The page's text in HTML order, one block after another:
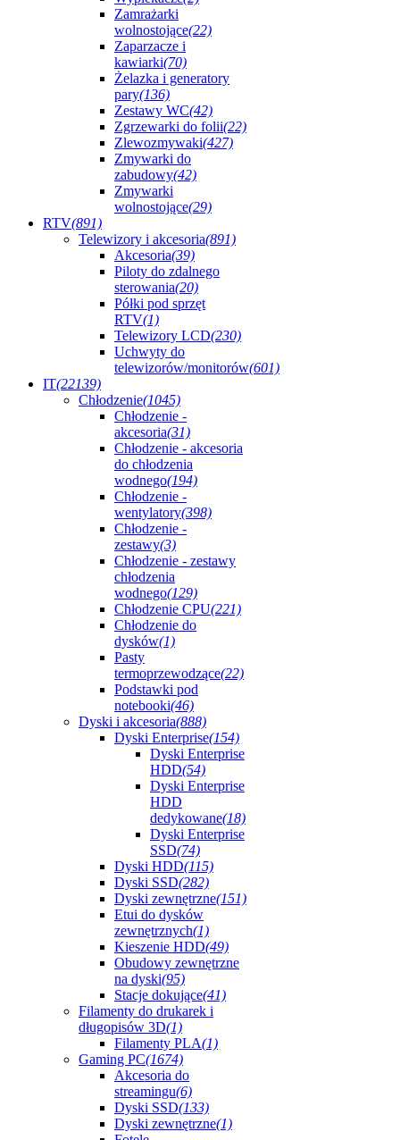
Zamrażarki
wolnostojące(22)
Zaparzacze i
kawiarki(70)
Żelazka i generatory
pary(136)
Zestawy WC(42)
Zgrzewarki do folii(22)
Zlewozmywaki(427)
Zmywarki do
zabudowy(42)
Zmywarki
wolnostojące(29)
RTV(891)
Telewizory i akcesoria(891)
Akcesoria(39)
Piloty do zdalnego
sterowania(20)
Półki pod sprzęt
RTV(1)
Telewizory LCD(230)
Uchwyty do
telewizorów/monitorów(601)
IT(22139)
Chłodzenie(1045)
Chłodzenie -
akcesoria(31)
Chłodzenie - akcesoria
do chłodzenia
wodnego(194)
Chłodzenie -
wentylatory(398)
Chłodzenie -
zestawy(3)
Chłodzenie - zestawy
chłodzenia
wodnego(129)
Chłodzenie CPU(221)
Chłodzenie do
dysków(1)
Pasty
termoprzewodzące(22)
Podstawki pod
notebooki(46)
Dyski i akcesoria(888)
Dyski Enterprise(154)
Dyski Enterprise
HDD(54)
Dyski Enterprise
HDD
dedykowane(18)
Dyski Enterprise
SSD(74)
Dyski HDD(115)
Dyski SSD(282)
Dyski zewnętrzne(151)
Etui do dysków
zewnętrznych(1)
Kieszenie HDD(49)
Obudowy zewnętrzne
na dyski(95)
Stacje dokujące(41)
Filamenty do drukarek i
długopisów 3D(1)
Filamenty PLA(1)
Gaming PC(1674)
Akcesoria do
streamingu(6)
Dyski SSD(133)
Dyski zewnętrzne(1)